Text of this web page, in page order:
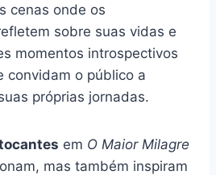
cenas onde os
sobre suas vidas e
momentos introspectivos
convidam o público a
próprias jornadas.
em O Maior Milagre
mas também inspiram